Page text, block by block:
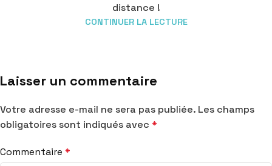
distance !
CONTINUER LA LECTURE
Laisser un commentaire
Votre adresse e-mail ne sera pas publiée. Les champs
obligatoires sont indiqués avec *
Commentaire *